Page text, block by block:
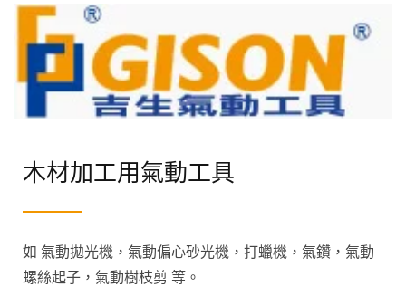
木材加工用氣動工具
如 氣動拋光機，氣動偏心砂光機，打蠟機，氣鑽，氣動
螺絲起子，氣動樹枝剪 等。